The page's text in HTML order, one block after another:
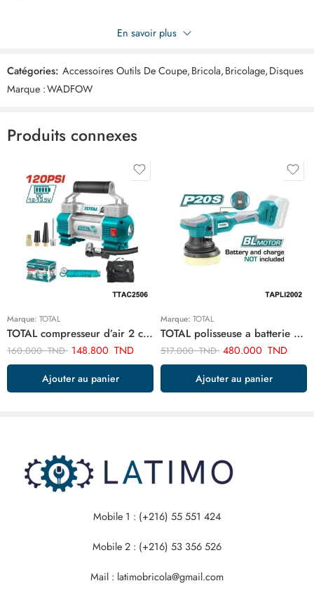
Soyez le premier à donner votre avis sur “WADFOW Disque
diamant 110mm WDC1K01”
Commentaires
Il n'y a pas encore de critiques.
En savoir plus
Catégories: Accessoires Outils De Coupe,Bricola,Bricolage,Disques
Marque :WADFOW
Produits connexes
Marque: TOTAL
TOTAL compresseur d’air 2 cylindre TTAC2506
160.000TND 148.800 TND
Ajouter au panier
Marque: TOTAL
TOTAL polisseuse a batterie TAPLI2002
517.000TND 480.000 TND
Ajouter au panier
Mobile 1 : (+216) 55 551 424
Mobile 2 : (+216) 53 356 526
Mail : latimobricola@gmail.com